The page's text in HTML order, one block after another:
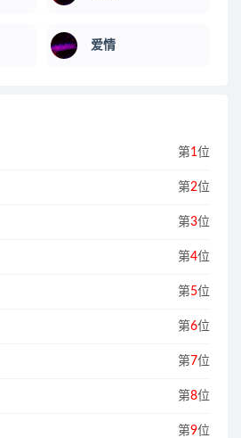
爱情
第1位
第2位
第3位
第4位
第5位
第6位
第7位
第8位
第9位